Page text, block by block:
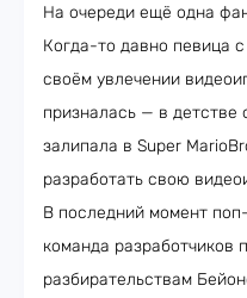
На очереди ещё одна
Когда-то давно певица
своём увлечении
призналась — в детстве
залипала в Super
разработать свою
В последний момент
команда разработчиков
разбирательствам